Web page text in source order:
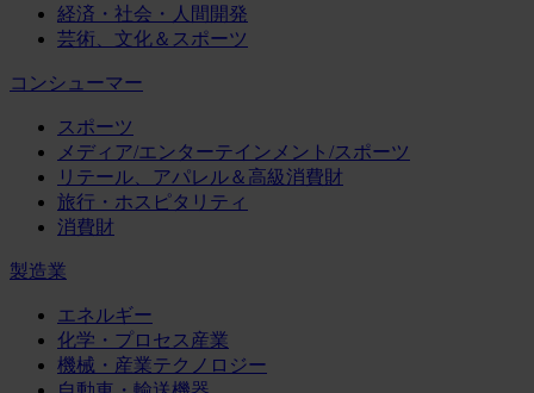
経済・社会・人間開発
芸術、文化＆スポーツ
コンシューマー
スポーツ
メディア/エンターテインメント/スポーツ
リテール、アパレル＆高級消費財
旅行・ホスピタリティ
消費財
製造業
エネルギー
化学・プロセス産業
機械・産業テクノロジー